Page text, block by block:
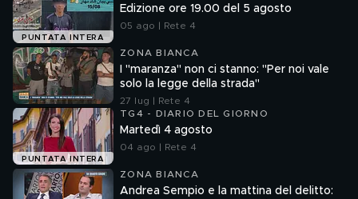
PUNTATA INTERA
Edizione ore 19.00 del 5 agosto
05 ago | Rete 4
ZONA BIANCA
I "maranza" non ci stanno: "Per noi vale
solo la legge della strada"
27 lug | Rete 4
PUNTATA INTERA
TG4 - DIARIO DEL GIORNO
Martedì 4 agosto
04 ago | Rete 4
ZONA BIANCA
Andrea Sempio e la mattina del delitto: